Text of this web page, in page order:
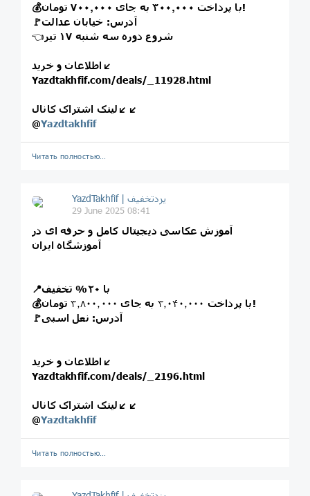
💰با پرداخت ۳۰۰٫۰۰۰ به جای ۷۰۰٫۰۰۰ تومان!
🚩آدرس: خیابان عدالت
👈
شروع دوره سه شنبه ۱۷ تیر
اطلاعات و خرید↙️
Yazdtakhfif.com/deals/_11928.html
لینک اشتراک کانال↙️↙️
@Yazdtakhfif
Читать полностью…
29 June 2025 08:41
آموزش عکاسی دیجیتال کامل و حرفه ای در
آموزشگاه ایران
📍با ۲۰% تخفیف
💰با پرداخت ۳٫۰۴۰٫۰۰۰ به جای ۳٫۸۰۰٫۰۰۰
تومان!
🚩آدرس: نعل اسبی
اطلاعات و خرید↙️
Yazdtakhfif.com/deals/_2196.html
لینک اشتراک کانال↙️↙️
@Yazdtakhfif
Читать полностью…